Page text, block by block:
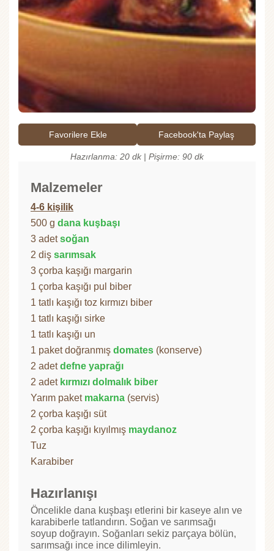
Favorilere Ekle Facebook'ta Paylaş
Hazırlanma: 20 dk | Pişirme: 90 dk
Malzemeler
4-6 kişilik
500 g dana kuşbaşı
3 adetsoğan
2 diş sarımsak
3 çorba kaşığı margarin
1 çorba kaşığı pul biber
1 tatlı kaşığı toz kırmızı biber
1 tatlı kaşığı sirke
1 tatlı kaşığı un
1 paket doğranmış domates (konserve)
2 adetdefne yaprağı
2 adet kırmızı dolmalık biber
Yarım paket makarna (servis)
2 çorba kaşığı süt
2 çorba kaşığı kıyılmış maydanoz
Tuz
Karabiber
Hazırlanışı
Öncelikle dana kuşbaşı etlerini bir kaseye alın ve
karabiberle tatlandırın. Soğan ve sarımsağı
soyup doğrayın. Soğanları sekiz parçaya bölün,
sarımsağı ince ince dilimleyin.